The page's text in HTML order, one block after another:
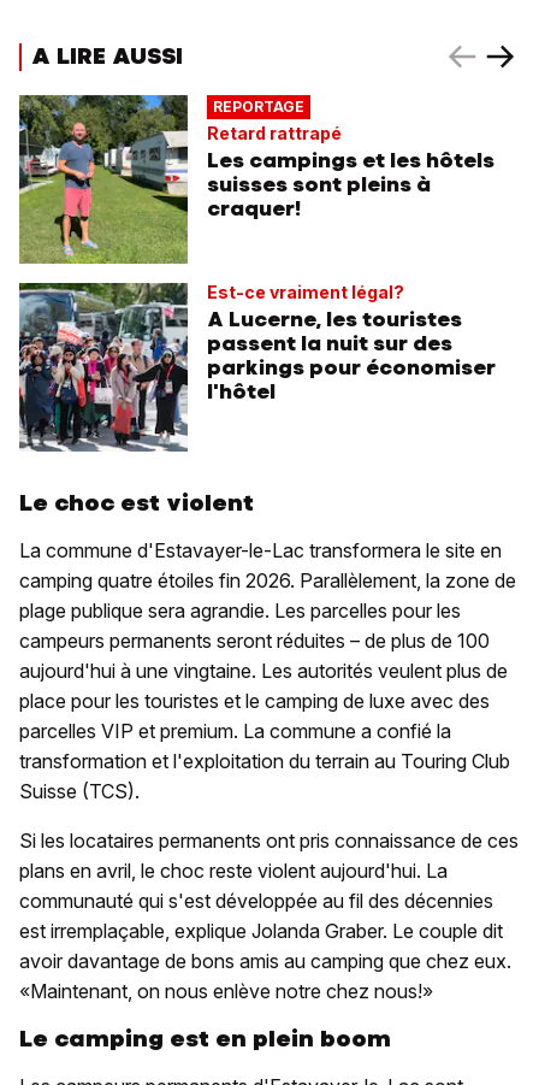
A LIRE AUSSI
REPORTAGE
Retard rattrapé
Les campings et les hôtels
suisses sont pleins à
craquer!
Est-ce vraiment légal?
A Lucerne, les touristes
passent la nuit sur des
parkings pour économiser
l'hôtel
Le choc est violent
La commune d'Estavayer-le-Lac transformera le site en
camping quatre étoiles fin 2026. Parallèlement, la zone de
plage publique sera agrandie. Les parcelles pour les
campeurs permanents seront réduites – de plus de 100
aujourd'hui à une vingtaine. Les autorités veulent plus de
place pour les touristes et le camping de luxe avec des
parcelles VIP et premium. La commune a confié la
transformation et l'exploitation du terrain au Touring Club
Suisse (TCS).
Si les locataires permanents ont pris connaissance de ces
plans en avril, le choc reste violent aujourd'hui. La
communauté qui s'est développée au fil des décennies
est irremplaçable, explique Jolanda Graber. Le couple dit
avoir davantage de bons amis au camping que chez eux.
«Maintenant, on nous enlève notre chez nous!»
Le camping est en plein boom